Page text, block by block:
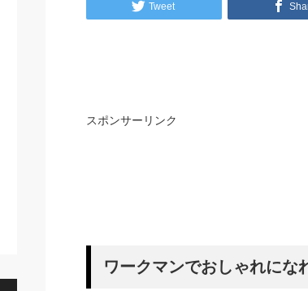
Tweet
スポンサーリンク
ワークマンでおしゃれにな